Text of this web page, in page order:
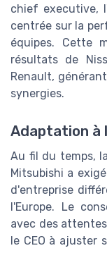
chief executive,
centrée sur la
équipes. Cette
résultats de
Renault,
synergies.
Adaptation à
Au fil du temps,
Mitsubishi a
d'entreprise
l'Europe. Le
avec des
le CEO à ajuster